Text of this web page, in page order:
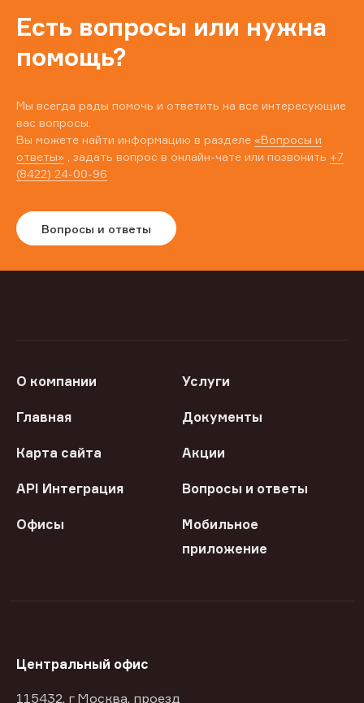
Есть вопросы или нужна
помощь?
Мы всегда рады помочь и ответить на все интересующие
вас вопросы.
Вы можете найти информацию в разделе «Вопросы и
ответы» , задать вопрос в онлайн-чате или позвонить +7
(8422) 24-00-96
Вопросы и ответы
О компании Услуги
Главная Документы
Карта сайта Акции
API Интеграция Вопросы и ответы
Офисы
Мобильное
приложение
Центральный офис
115432, г Москва, проезд